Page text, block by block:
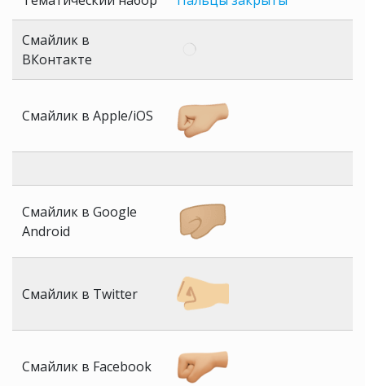
Смайлик в
ВКонтакте
Смайлик в Apple/iOS
Смайлик в Google
Android
Смайлик в Twitter
Смайлик в Facebook